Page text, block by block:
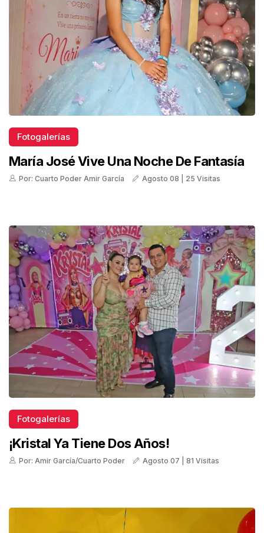
Fotogalerías
María José Vive Una Noche De Fantasía
Por: Cuarto Poder Amir García Agosto 08 | 25 Visitas
Fotogalerías
¡Kristal Ya Tiene Dos Años!
Por: Amir García/Cuarto Poder Agosto 07 | 81 Visitas